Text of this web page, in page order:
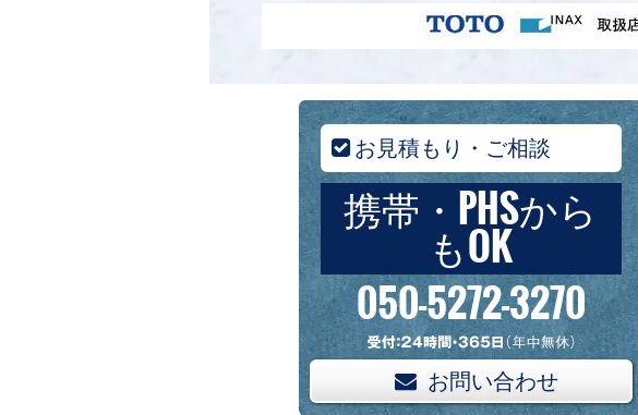
お見積もり・ご相談
携帯・PHSから
もOK
050-5272-3270
お問い合わせ